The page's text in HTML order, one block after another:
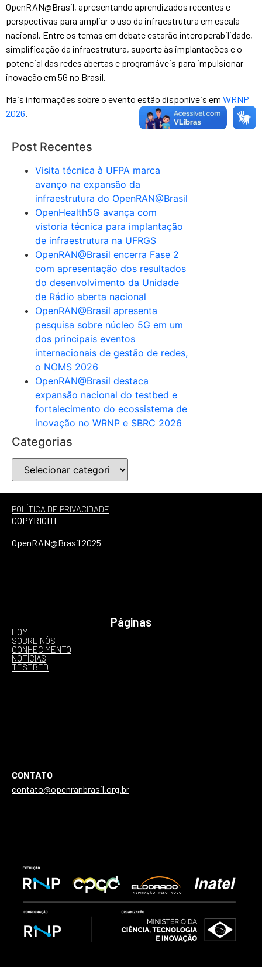
OpenRAN@Brasil, apresentando aprendizados recentes e
perspectivas para ampliar o uso da infraestrutura em escala
nacional. Entre os temas em debate estarão interoperabilidade,
simplificação da infraestrutura, suporte às implantações e o
potencial das redes abertas e programáveis para impulsionar
inovação em 5G no Brasil.
Mais informações sobre o evento estão disponíveis em WRNP
2026.
Post Recentes
Visita técnica à UFPA marca
avanço na expansão da
infraestrutura do OpenRAN@Brasil
OpenHealth5G avança com
vistoria técnica para implantação
de infraestrutura na UFRGS
OpenRAN@Brasil encerra Fase 2
com apresentação dos resultados
do desenvolvimento da Unidade
de Rádio aberta nacional
OpenRAN@Brasil apresenta
pesquisa sobre núcleo 5G em um
dos principais eventos
internacionais de gestão de redes,
o NOMS 2026
OpenRAN@Brasil destaca
expansão nacional do testbed e
fortalecimento do ecossistema de
inovação no WRNP e SBRC 2026
Categorias
POLÍTICA DE PRIVACIDADE
COPYRIGHT
OpenRAN@Brasil 2025
Páginas
HOME
SOBRE NÓS
CONHECIMENTO
NOTÍCIAS
TESTBED
CONTATO
contato@openranbrasil.org.br